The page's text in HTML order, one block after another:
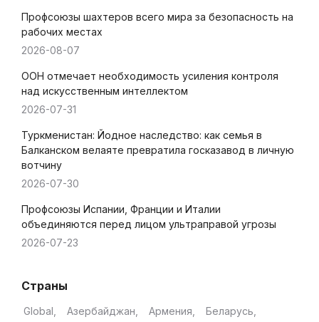
Профсоюзы шахтеров всего мира за безопасность на
рабочих местах
2026-08-07
ООН отмечает необходимость усиления контроля
над искусственным интеллектом
2026-07-31
Туркменистан: Йодное наследство: как семья в
Балканском велаяте превратила госказавод в личную
вотчину
2026-07-30
Профсоюзы Испании, Франции и Италии
объединяются перед лицом ультраправой угрозы
2026-07-23
Страны
Global Азербайджан Армения
Беларусь